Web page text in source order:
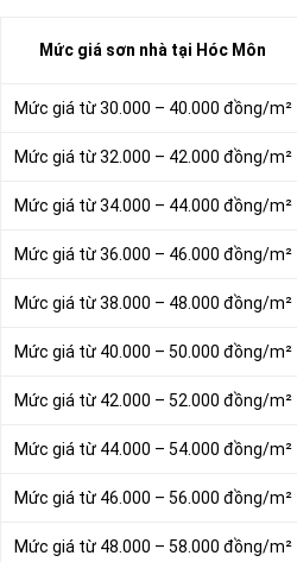
Mức giá sơn nhà tại Hóc Môn
Mức giá từ 30.000 – 40.000 đồng/m²
Mức giá từ 32.000 – 42.000 đồng/m²
Mức giá từ 34.000 – 44.000 đồng/m²
Mức giá từ 36.000 – 46.000 đồng/m²
Mức giá từ 38.000 – 48.000 đồng/m²
Mức giá từ 40.000 – 50.000 đồng/m²
Mức giá từ 42.000 – 52.000 đồng/m²
Mức giá từ 44.000 – 54.000 đồng/m²
Mức giá từ 46.000 – 56.000 đồng/m²
Mức giá từ 48.000 – 58.000 đồng/m²